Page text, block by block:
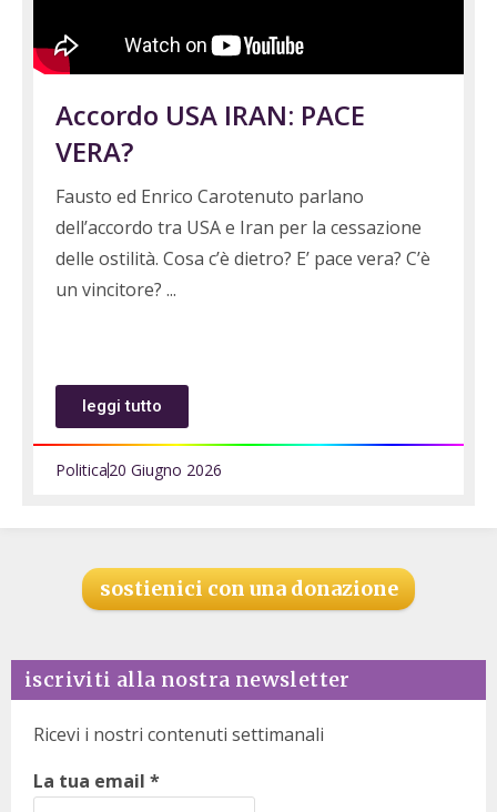
Accordo USA IRAN: PACE
VERA?
Fausto ed Enrico Carotenuto parlano
dell’accordo tra USA e Iran per la cessazione
delle ostilità. Cosa c’è dietro? E’ pace vera? C’è
un vincitore?
leggi tutto
Politica20 Giugno 2026
sostienici con una donazione
iscriviti alla nostra newsletter
Ricevi i nostri contenuti settimanali
La tua email *